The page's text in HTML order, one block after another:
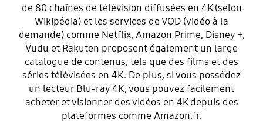
de 80 chaînes de télévision diffusées en 4K (selon
Wikipédia) et les services de VOD (vidéo à la
demande) comme Netflix, Amazon Prime, Disney +,
Vudu et Rakuten proposent également un large
catalogue de contenus, tels que des films et des
séries télévisées en 4K. De plus, si vous possédez
un lecteur Blu-ray 4K, vous pouvez facilement
acheter et visionner des vidéos en 4K depuis des
plateformes comme Amazon.fr.